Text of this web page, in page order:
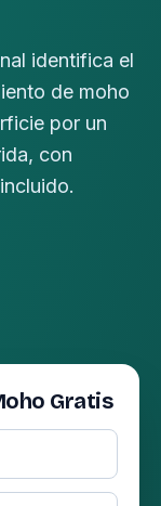
identifica el
de moho
por un
con
Gratis